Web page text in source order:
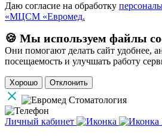
Даю согласие на обработку
«МЦСМ «Евромед.
🍪 Мы используем файлы
Они помогают делать сайт удобнее,
посещаемость и улучшать работу
Хорошо Отклонить
Личный кабинет